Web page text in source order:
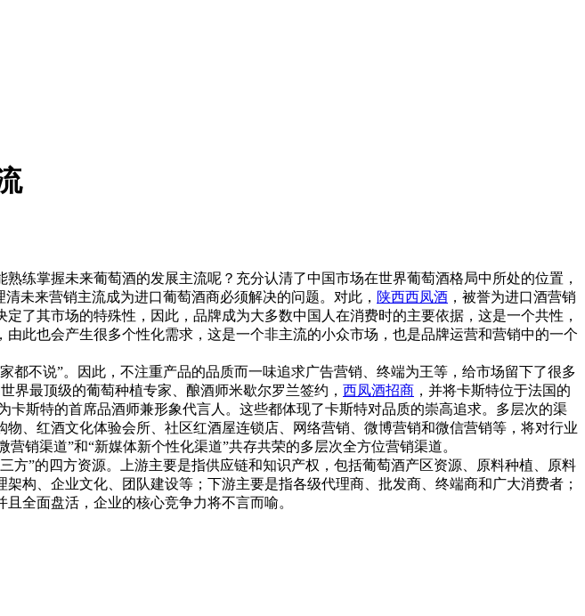
练掌握未来葡萄酒的发展主流呢？充分认清了中国市场在世界葡萄酒格局中所处的位置，
未来营销主流成为进口葡萄酒商必须解决的问题。对此， 陕西西凤酒 ，被誉为进口酒营销
了其市场的特殊性，因此，品牌成为大多数中国人在消费时的主要依据，这是一个共性，
此也会产生很多个性化需求，这是一个非主流的小众市场，也是品牌运营和营销中的一个
不说”。因此，不注重产品的品质而一味追求广告营销、终端为王等，给市场留下了很多
界最顶级的葡萄种植专家、酿酒师米歇尔罗兰签约， 西凤酒招商 ，并将卡斯特位于法国的
斯特的首席品酒师兼形象代言人。这些都体现了卡斯特对品质的崇高追求。多层次的渠
、红酒文化体验会所、社区红酒屋连锁店、网络营销、微博营销和微信营销等，将对行业
销渠道”和“新媒体新个性化渠道”共存共荣的多层次全方位营销渠道。
”的四方资源。上游主要是指供应链和知识产权，包括葡萄酒产区资源、原料种植、原料
构、企业文化、团队建设等；下游主要是指各级代理商、批发商、终端商和广大消费者；
全面盘活，企业的核心竞争力将不言而喻。